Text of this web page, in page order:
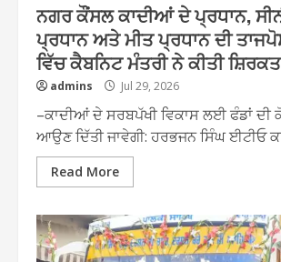
ਨਗਰ ਕੌਂਸਲ ਕਾਦੀਆਂ ਦੇ ਪ੍ਰਧਾਨ,
ਪ੍ਰਧਾਨ ਅਤੇ ਮੀਤ ਪ੍ਰਧਾਨ ਦੀ
ਵਿੱਚ ਕੈਬਨਿਟ ਮੰਤਰੀ ਨੇ ਕੀਤੀ ਸ਼ਿਰਕਤ
admins Jul 29, 2026
–ਕਾਦੀਆਂ ਦੇ ਸਰਬਪੱਖੀ ਵਿਕਾਸ ਲਈ ਫੰਡਾਂ ਦੀ
ਆਉਣ ਦਿੱਤੀ ਜਾਵੇਗੀ: ਹਰਭਜਨ ਸਿੰਘ ਈਟੀਓ
Read More